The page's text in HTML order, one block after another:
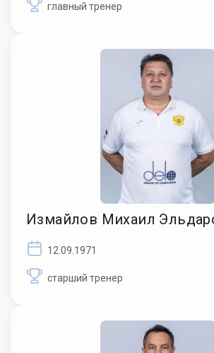
главный тренер
Измайлов Михаил
12.09.1971
старший тренер